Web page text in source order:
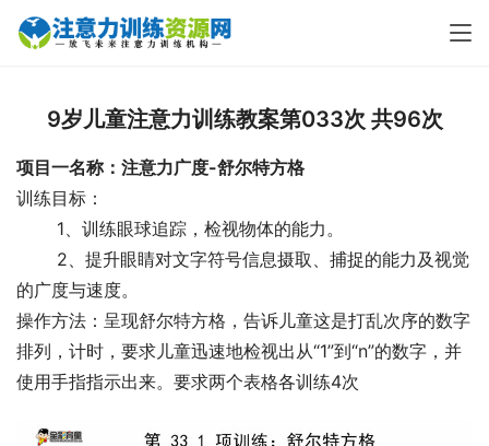
9岁儿童注意力训练教案第033次 共96次
项目一名称：注意力广度-舒尔特方格
训练目标：
1、训练眼球追踪，检视物体的能力。
的广度与速度。
操作方法：呈现舒尔特方格，告诉儿童这是打乱次序的数字
排列，计时，要求儿童迅速地检视出从“1”到“n”的数字，并
使用手指指示出来。要求两个表格各训练4次